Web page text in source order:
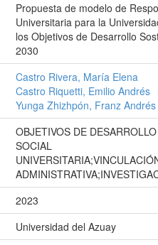
Propuesta de modelo de
Universitaria para la
los Objetivos de Desarrollo
2030
Castro Rivera, María Elena
Castro Riquetti, Emilio Andrés
Yunga Zhizhpón, Franz Andrés
OBJETIVOS DE
SOCIAL
2023
Universidad del Azuay